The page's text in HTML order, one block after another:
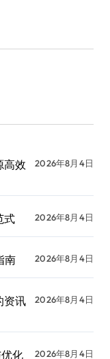
高效
2026年8月4日
式 2026年8月4日
南 2026年8月4日
资讯
2026年8月4日
化 2026年8月4日